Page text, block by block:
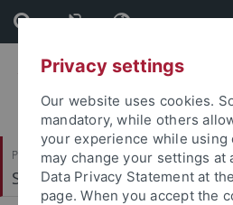
Skip
to
content
Skip
to
footer
Philosophische Fakultät
Slavisches Seminar
Privacy settings
Our website uses cookies.
mandatory, while others
your experience while using
may change your settings at
Data Privacy Statement at
page. When you accept the